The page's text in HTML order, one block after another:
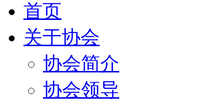
首页
关于协会
协会简介
协会领导